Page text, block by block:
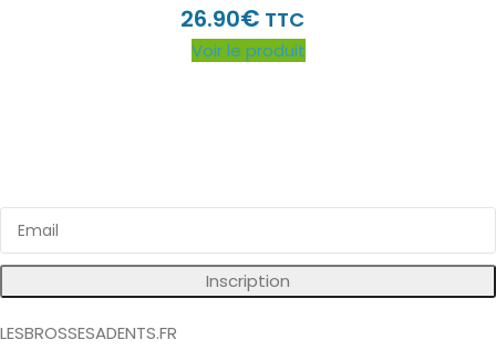
26.90€ TTC
Voir le produit
Inscription
LESBROSSESADENTS.FR